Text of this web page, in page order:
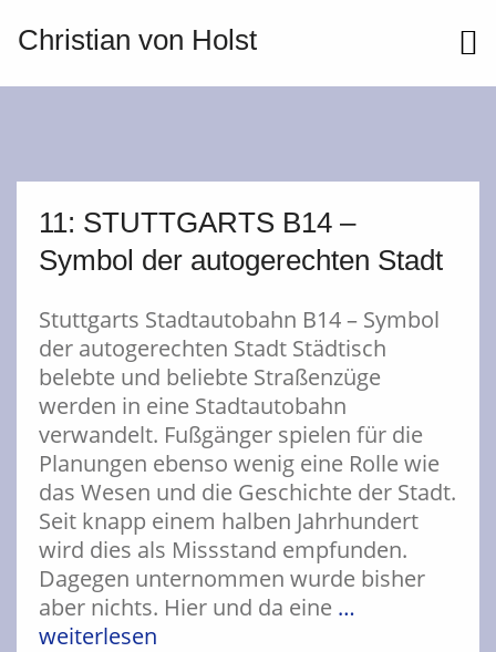
Christian von Holst
11: STUTTGARTS B14 –
Symbol der autogerechten Stadt
Stuttgarts Stadtautobahn B14 – Symbol
der autogerechten Stadt Städtisch
belebte und beliebte Straßenzüge
werden in eine Stadtautobahn
verwandelt. Fußgänger spielen für die
Planungen ebenso wenig eine Rolle wie
das Wesen und die Geschichte der Stadt.
Seit knapp einem halben Jahrhundert
wird dies als Missstand empfunden.
Dagegen unternommen wurde bisher
aber nichts. Hier und da eine …
weiterlesen